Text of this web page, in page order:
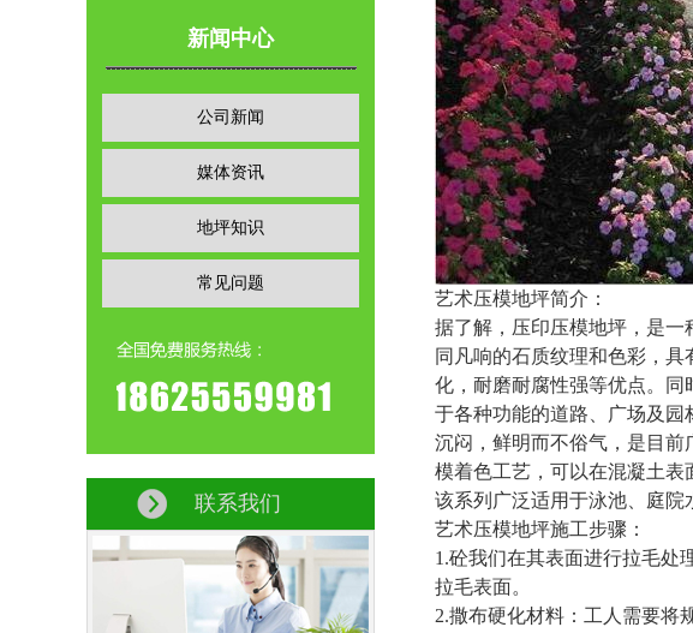
新闻中心
公司新闻
媒体资讯
地坪知识
常见问题
联系我们
艺术压模地坪简介：
据了解，压印压模地坪，是
同凡响的石质纹理和色彩，
化，耐磨耐腐性强等优点。同
于各种功能的道路、广场及
沉闷，鲜明而不俗气，是目
模着色工艺，可以在混凝土表
该系列广泛适用于泳池、庭院
艺术压模地坪施工步骤：
1.砼我们在其表面进行拉毛处
拉毛表面。
2.撒布硬化材料：工人需要将